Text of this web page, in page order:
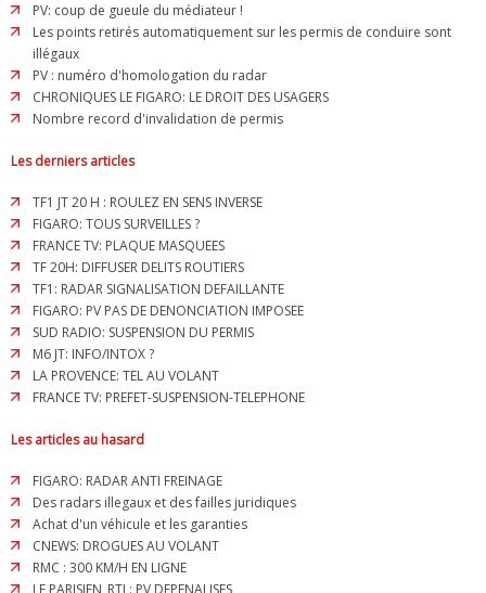
PV: coup de gueule du médiateur !
Les points retirés automatiquement sur les permis de conduire sont
illégaux
PV : numéro d'homologation du radar
CHRONIQUES LE FIGARO: LE DROIT DES USAGERS
Nombre record d'invalidation de permis
Les derniers articles
TF1 JT 20 H : ROULEZ EN SENS INVERSE
FIGARO: TOUS SURVEILLES ?
FRANCE TV: PLAQUE MASQUEES
TF 20H: DIFFUSER DELITS ROUTIERS
TF1: RADAR SIGNALISATION DEFAILLANTE
FIGARO: PV PAS DE DENONCIATION IMPOSEE
SUD RADIO: SUSPENSION DU PERMIS
M6 JT: INFO/INTOX ?
LA PROVENCE: TEL AU VOLANT
FRANCE TV: PREFET-SUSPENSION-TELEPHONE
Les articles au hasard
FIGARO: RADAR ANTI FREINAGE
Des radars illegaux et des failles juridiques
Achat d'un véhicule et les garanties
CNEWS: DROGUES AU VOLANT
RMC : 300 KM/H EN LIGNE